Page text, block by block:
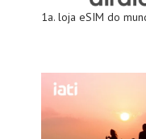
1a. loja eSIM do